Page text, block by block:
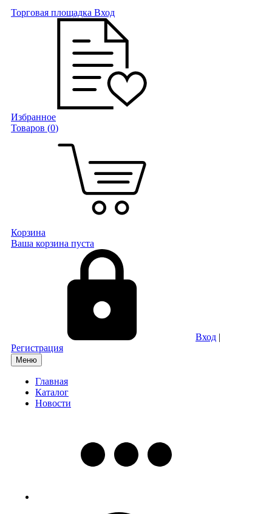
Торговая площадка Вход
Избранное
Товаров (0)
Корзина
Ваша корзина пуста
Вход |
Регистрация
Меню
Главная
Каталог
Новости